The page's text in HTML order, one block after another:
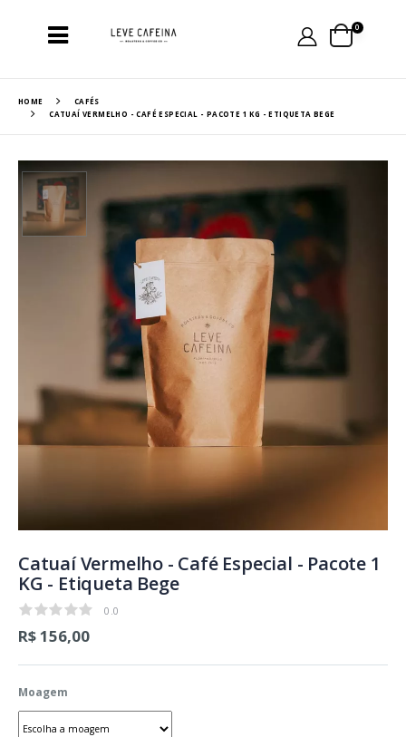
0
HOME
CAFÉS
CATUAÍ VERMELHO - CAFÉ ESPECIAL - PACOTE 1 KG - ETIQUETA BEGE
Catuaí Vermelho - Café Especial - Pacote 1
KG - Etiqueta Bege
0.0
0.0
R$ 156,00
Moagem